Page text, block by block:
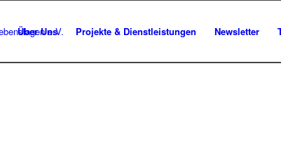
Über Uns Projekte & Dienstleistungen Newsletter